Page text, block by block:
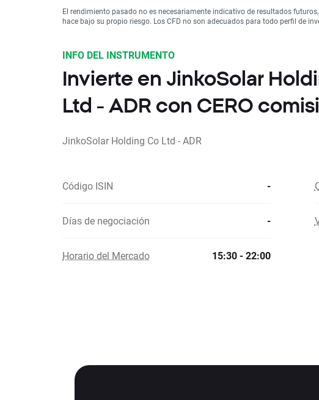
El rendimiento pasado no es necesariamente indicativo de resultados
hace bajo su propio riesgo. Los CFD no son adecuados para todo perfil de
INFO DEL INSTRUMENTO
Invierte en JinkoSolar
Ltd - ADR con CERO
JinkoSolar Holding Co Ltd - ADR
Código ISIN -
Días de negociación -
Horario del Mercado 15:30 - 22:00